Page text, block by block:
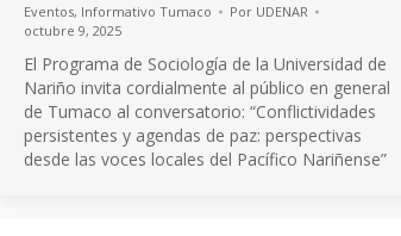
Eventos, Informativo Tumaco Por UDENAR
octubre 9, 2025
El Programa de Sociología de la Universidad de
Nariño invita cordialmente al público en general
de Tumaco al conversatorio: “Conflictividades
persistentes y agendas de paz: perspectivas
desde las voces locales del Pacífico Nariñense”